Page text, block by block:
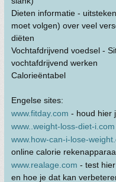
Dieten informatie -
moet volgen) over veel
diëten
Vochtafdrijvend voedsel -
vochtafdrijvend werken
Calorieëntabel
Engelse sites:
www.fitday.com - houd hier
www..weight-loss-diet-i.com
www.how-can-i-lose-
online calorie
www.realage.com - test
en hoe je dat kan